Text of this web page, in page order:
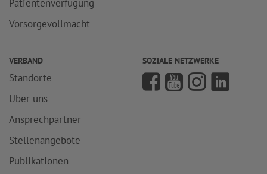
Patientenverfügung
Vorsorgevollmacht
VERBAND
Standorte
Über uns
Ansprechpartner
Stellenangebote
Publikationen
SOZIALE NETZWERKE